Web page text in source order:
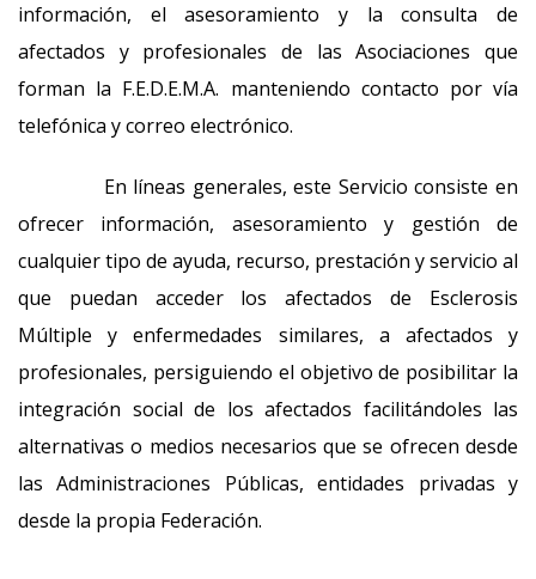
información, el asesoramiento y la consulta de
afectados y profesionales de las Asociaciones que
forman la F.E.D.E.M.A. manteniendo contacto por vía
telefónica y correo electrónico.
En líneas generales, este Servicio consiste en
ofrecer información, asesoramiento y gestión de
cualquier tipo de ayuda, recurso, prestación y servicio al
que puedan acceder los afectados de Esclerosis
Múltiple y enfermedades similares, a afectados y
profesionales, persiguiendo el objetivo de posibilitar la
integración social de los afectados facilitándoles las
alternativas o medios necesarios que se ofrecen desde
las Administraciones Públicas, entidades privadas y
desde la propia Federación.